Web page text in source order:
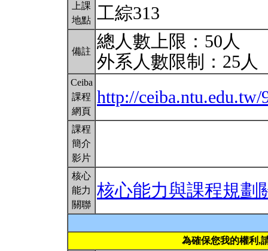
上課
地點 工綜313
備註
總人數上限：50人
外系人數限制：25人
Ceiba
課程
網頁
http://ceiba.ntu.edu.tw/
課程
簡介
影片
核心
能力
關聯
核心能力與課程規劃
為確保您我的權利,